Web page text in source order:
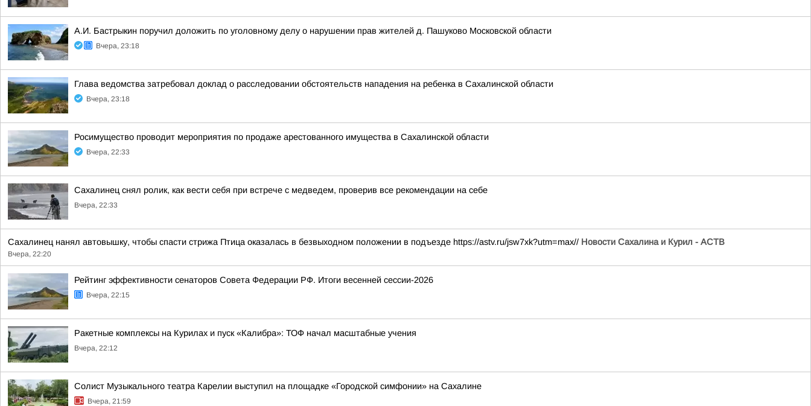
А.И. Бастрыкин поручил доложить по уголовному делу о нарушении прав жителей д. Пашуково Московской области
Вчера, 23:18
Глава ведомства затребовал доклад о расследовании обстоятельств нападения на ребенка в Сахалинской области
Вчера, 23:18
Росимущество проводит мероприятия по продаже арестованного имущества в Сахалинской области
Вчера, 22:33
Сахалинец снял ролик, как вести себя при встрече с медведем, проверив все рекомендации на себе
Вчера, 22:33
Сахалинец нанял автовышку, чтобы спасти стрижа Птица оказалась в безвыходном положении в подъезде https://astv.ru/jsw7xk?utm=max// Новости Сахалина и Курил - АСТВ
Вчера, 22:20
Рейтинг эффективности сенаторов Совета Федерации РФ. Итоги весенней сессии-2026
Вчера, 22:15
Ракетные комплексы на Курилах и пуск «Калибра»: ТОФ начал масштабные учения
Вчера, 22:12
Солист Музыкального театра Карелии выступил на площадке «Городской симфонии» на Сахалине
Вчера, 21:59